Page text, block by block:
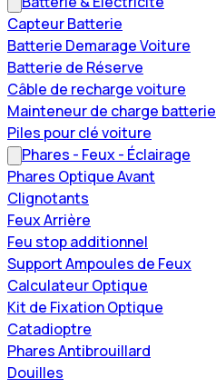
Capteur Batterie
Batterie Demarage Voiture
Batterie de Réserve
Câble de recharge voiture
Mainteneur de charge batterie
Piles pour clé voiture
Phares - Feux - Éclairage
Phares Optique Avant
Clignotants
Feux Arrière
Feu stop additionnel
Support Ampoules de Feux
Calculateur Optique
Kit de Fixation Optique
Catadioptre
Phares Antibrouillard
Douilles